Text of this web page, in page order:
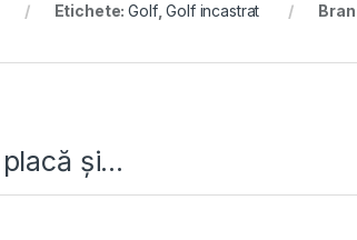
Etichete:Golf,Golf incastrat
și…